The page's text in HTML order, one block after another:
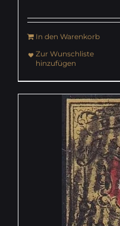
In den Warenkorb
Zur Wunschliste
hinzufügen